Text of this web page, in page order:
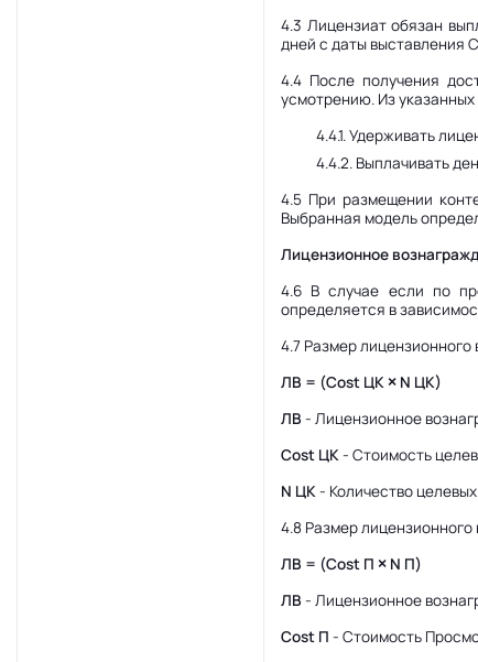
4.3 Лицензиат обязан
дней с даты выставления
4.4 После получения
усмотрению. Из
4.4.1. Удерживать
4.4.2. Выплачивать
4.5 При размещении
Выбранная модель
Лицензионное
4.6 В случае если по
определяется в
4.7 Размер
ЛВ = (Cost ЦК × N ЦК)
ЛВ - Лицензионное
Cost ЦК- Стоимость
N ЦК- Количество
4.8 Размер
ЛВ = (Cost П × N П)
ЛВ - Лицензионное
Cost П - Стоимость